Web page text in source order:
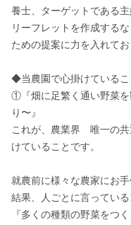
養士、ターゲットである
リーフレットを作成する
ための提案に力を入れてお
◆当農園で心掛けている
①『畑に足繁く通い野菜
り〜』
これが、農業界　唯一の
けていることです。
就農前に様々な農家にお
結果、人ごとに言っている
『多くの種類の野菜をつ